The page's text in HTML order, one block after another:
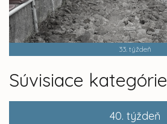
33. týždeň
Súvisiace kategórie
40. týždeň